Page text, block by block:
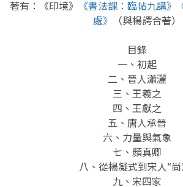
著有：《印境》
《書法課：臨帖九講》
處》
（與楊諤合著）
目錄
一、初起
二、晉人瀟灑
三、王羲之
四、王獻之
五、唐人承晉
六、力量與氣象
七、顏真卿
八、從楊凝式到宋人“尚
九、宋四家